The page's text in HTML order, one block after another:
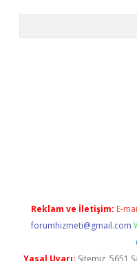
Reklam ve İletişim: E-
forumhizmeti@gmail.com
Yasal Uyarı: Sitemiz, 5651